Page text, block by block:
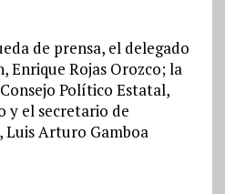
de prensa, el delegado
Enrique Rojas Orozco; la
Político Estatal,
y el secretario de
Luis Arturo Gamboa